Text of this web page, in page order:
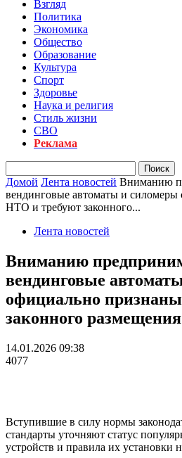
Взгляд
Политика
Экономика
Общество
Образование
Культура
Спорт
Здоровье
Наука и религия
Стиль жизни
СВО
Реклама
Домой Лента новостей Вниманию
вендинговые автоматы и
НТО и требуют законного...
Лента новостей
Вниманию
вендинговые
официально
законного размещения
14.01.2026 09:38
4077
Вступившие в силу нормы
стандарты уточняют статус
устройств и правила их установки